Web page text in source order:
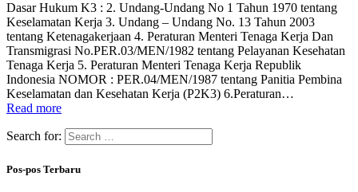
Dasar Hukum K3 : 2. Undang-Undang No 1 Tahun 1970 tentang
Keselamatan Kerja 3. Undang – Undang No. 13 Tahun 2003
tentang Ketenagakerjaan 4. Peraturan Menteri Tenaga Kerja Dan
Transmigrasi No.PER.03/MEN/1982 tentang Pelayanan Kesehatan
Tenaga Kerja 5. Peraturan Menteri Tenaga Kerja Republik
Indonesia NOMOR : PER.04/MEN/1987 tentang Panitia Pembina
Keselamatan dan Kesehatan Kerja (P2K3) 6.Peraturan…
Read more
Search for:
Pos-pos Terbaru